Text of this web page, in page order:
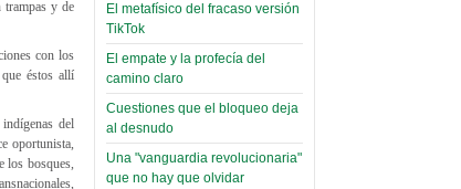
trampas y de
con los
éstos allí
del
oportunista,
los bosques,
Leer Más...
Posesionan a dirigentes de
Asociación de Docentes
Domingo, 14 Agosto 2022
Leer Más...
(Miscelánea
Palaciega 8)
El Infamatorio
Miércoles, 19 Junio 2019
Read more...
Cosmética
descolonizadora
El metafísico del fracaso versión
TikTok
El empate y la profecía del
camino claro
Cuestiones que el bloqueo deja
al desnudo
Una "vanguardia revolucionaria"
que no hay que olvidar